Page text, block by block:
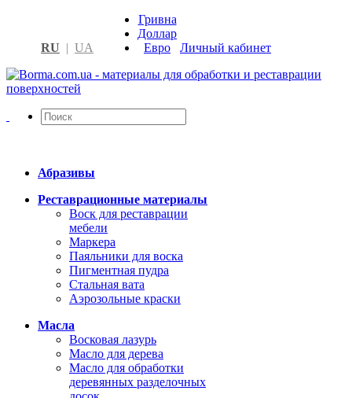
RU | UA
Гривна
Доллар
Евро
Личный кабинет
Абразивы
Реставрационные материалы
Воск для реставрации
мебели
Маркера
Паяльники для воска
Пигментная пудра
Стальная вата
Аэрозольные краски
Масла
Восковая лазурь
Масло для дерева
Масло для обработки
деревянных разделочных